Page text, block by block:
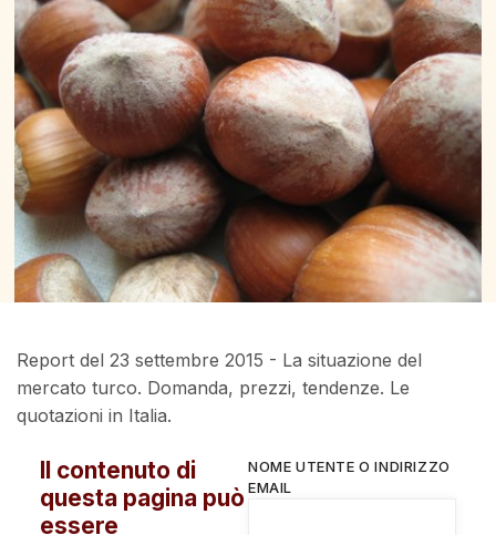
Report del 23 settembre 2015 - La situazione del
mercato turco. Domanda, prezzi, tendenze. Le
quotazioni in Italia.
Il contenuto di
questa pagina può
essere
NOME UTENTE O INDIRIZZO
EMAIL